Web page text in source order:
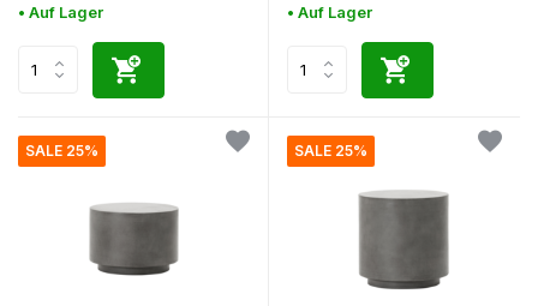
• Auf Lager • Auf Lager
SALE 25% SALE 25%